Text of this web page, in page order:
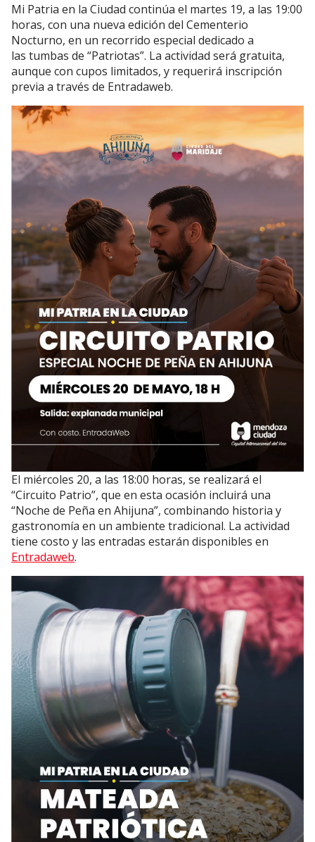
Mi Patria en la Ciudad continúa el martes 19, a las 19:00
horas, con una nueva edición del Cementerio
Nocturno, en un recorrido especial dedicado a
las tumbas de “Patriotas”. La actividad será gratuita,
aunque con cupos limitados, y requerirá inscripción
previa a través de Entradaweb.
El miércoles 20, a las 18:00 horas, se realizará el
“Circuito Patrio”, que en esta ocasión incluirá una
“Noche de Peña en Ahijuna”, combinando historia y
gastronomía en un ambiente tradicional. La actividad
tiene costo y las entradas estarán disponibles en
Entradaweb.